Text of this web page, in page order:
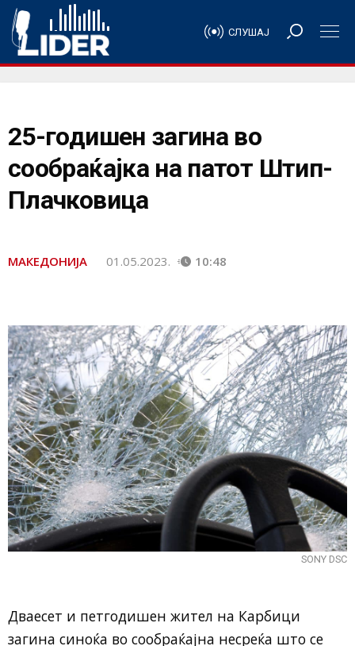
СЛУШАЈ
25-годишен загина во
сообраќајка на патот Штип-
Плачковица
МАКЕДОНИЈА 01.05.2023. 10:48
SONY DSC
Дваесет и петгодишен жител на Карбици
загина синоќа во сообраќајна несреќа што се